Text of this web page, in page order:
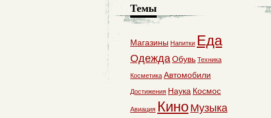
Темы
Магазины Напитки Еда
ОдеждаОбувь Техника
Косметика Автомобили
Достижения Наука Космос
Авиация Кино Музыка